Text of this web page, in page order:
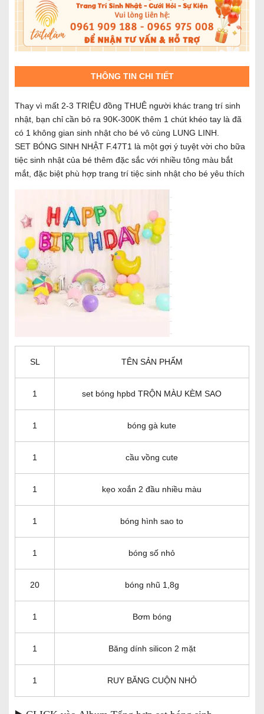
THÔNG TIN CHI TIẾT
Thay vì mất 2-3 TRIỆU đồng THUÊ người khác trang trí sinh
nhật, bạn chỉ cần bỏ ra 90K-300K thêm 1 chút khéo tay là đã
có 1 không gian sinh nhật cho bé vô cùng LUNG LINH.
SET BÓNG SINH NHẬT F.47T1 là một gợi ý tuyệt vời cho bữa
tiệc sinh nhật của bé thêm đặc sắc với nhiều tông màu bắt
mắt, đặc biệt phù hợp trang trí tiệc sinh nhật cho bé yêu thích
SL TÊN SẢN PHẨM
1 set bóng hpbd TRỘN MÀU KÈM SAO
1 bóng gà kute
1 cầu vồng cute
1 kẹo xoắn 2 đầu nhiều màu
1 bóng hình sao to
1 bóng số nhỏ
20 bóng nhũ 1,8g
1 Bơm bóng
1 Băng dính silicon 2 mặt
1 RUY BĂNG CUỘN NHỎ